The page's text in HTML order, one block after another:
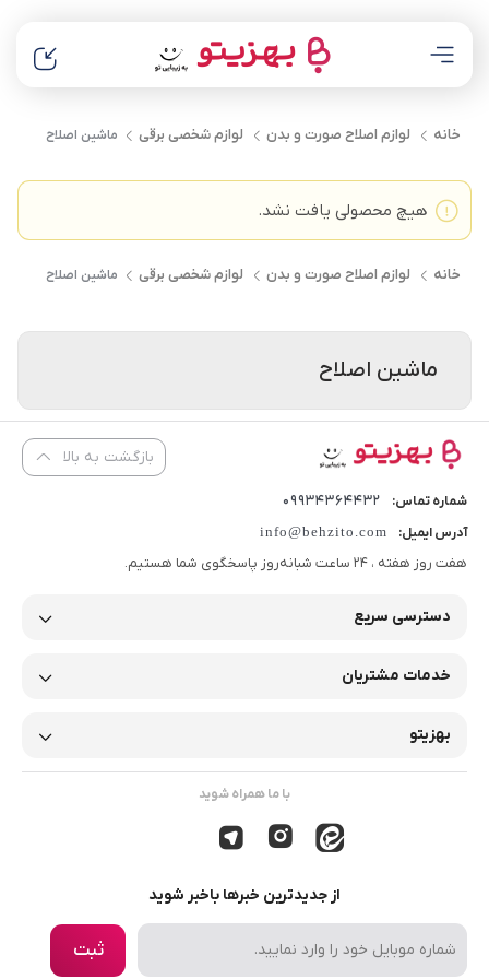
خانه لوازم اصلاح صورت و بدن لوازم شخصی برقی ماشین اصلاح
هیچ محصولی یافت نشد.
خانه لوازم اصلاح صورت و بدن لوازم شخصی برقی ماشین اصلاح
ماشین اصلاح
بازگشت به بالا
شماره تماس: 09934364432
آدرس ایمیل: info@behzito.com
هفت روز هفته ، 24 ساعت شبانه‌روز پاسخگوی شما هستیم.
دسترسی سریع
خدمات مشتریان
بهزیتو
با ما همراه شوید
از جدیدترین خبرها باخبر شوید
ثبت